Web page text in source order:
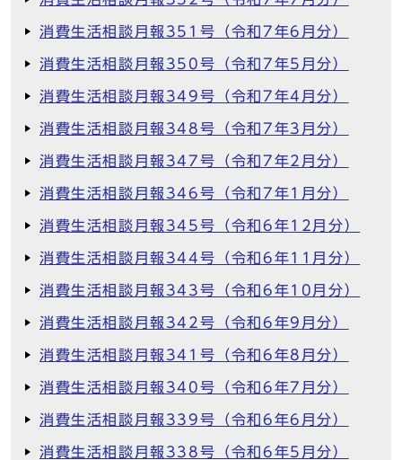
消費生活相談月報351号（令和7年6月分）
消費生活相談月報350号（令和7年5月分）
消費生活相談月報349号（令和7年4月分）
消費生活相談月報348号（令和7年3月分）
消費生活相談月報347号（令和7年2月分）
消費生活相談月報346号（令和7年1月分）
消費生活相談月報345号（令和6年12月分）
消費生活相談月報344号（令和6年11月分）
消費生活相談月報343号（令和6年10月分）
消費生活相談月報342号（令和6年9月分）
消費生活相談月報341号（令和6年8月分）
消費生活相談月報340号（令和6年7月分）
消費生活相談月報339号（令和6年6月分）
消費生活相談月報338号（令和6年5月分）